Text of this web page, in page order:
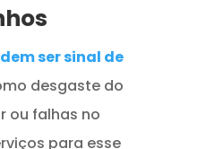
ser sinal de
desgaste do
ou falhas no
para esse